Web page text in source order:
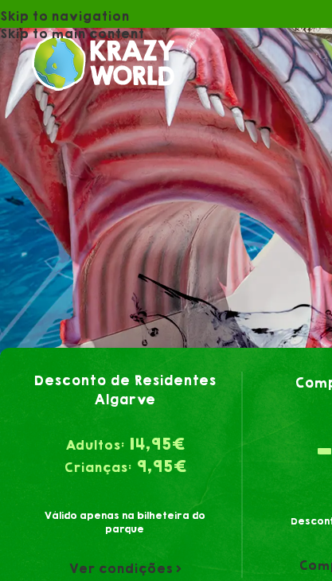
Skip to navigation
Skip to main content
Desconto de Residentes
Algarve
Adultos:14,95€
Crianças:9,95€
Válido apenas na bilheteira do
parque
Ver condições